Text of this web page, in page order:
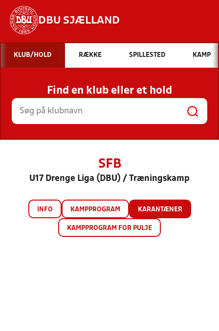
DBU SJÆLLAND
Hvad vil du søge efter?
INDHOLD OG NYHEDER
STILLINGER, RESULTATER, KLUBBER OG
HOLD
KLUB/HOLD RÆKKE SPILLESTED KAMP
Find en klub eller et hold
SFB
U17 Drenge Liga (DBU) / Træningskamp
INFO KAMPPROGRAM KARANTÆNER
KAMPPROGRAM FOR PULJE